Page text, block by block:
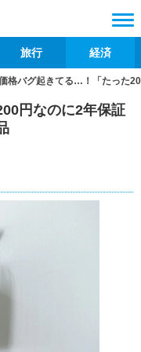
旅行 経済
格バグ起きてる…！「たった
円なのに2年保証